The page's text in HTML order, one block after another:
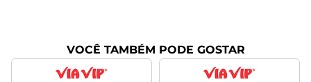
VOCÊ TAMBÉM PODE GOSTAR